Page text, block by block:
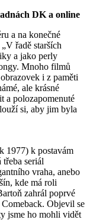
DK a online
a na konečné
řadě starších
a jako perly
Mnoho filmů
i z paměti
ale krásné
a polozapomenuté
si, aby jim byla
1977) k postavám
seriál
vraha, anebo
kde má roli
zahrál poprvé
Objevil se
jsme ho mohli vidět